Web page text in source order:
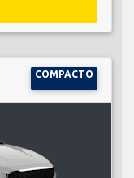
COMPACTO